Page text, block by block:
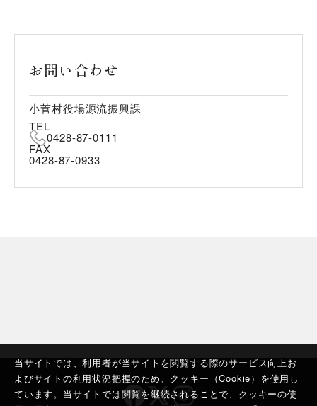
当サイトでは、利用者が当サイトを閲覧する際のサービス向上お
よびサイトの利用状況把握のため、クッキー（Cookie）を使用し
ています。当サイトでは閲覧を継続されることで、クッキーの使
お問い合わせ
小菅村役場源流振興課
TEL
0428-87-0111
FAX
0428-87-0933